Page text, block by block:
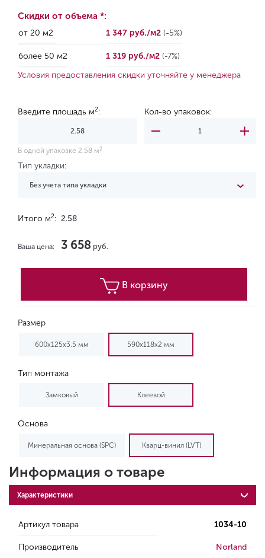
Скидки от объема *:
от 20 м2 1 347 руб./м2 (-5%)
более 50 м2 1 319 руб./м2 (-7%)
Условия предоставления скидки уточняйте у менеджера
Введите площадь м2: Кол-во упаковок:
В одной упаковке 2.58 м 2
Тип укладки:
Без учета типа укладки
Итого м2: 2.58
Ваша цена: 3 658 руб.
В корзину
Размер
600х125х3.5 мм 590х118х2 мм
Тип монтажа
Замковый Клеевой
Основа
Минеральная основа (SPC) Кварц-винил (LVT)
Информация о товаре
Характеристики
Артикул товара 1034-10
Производитель Norland